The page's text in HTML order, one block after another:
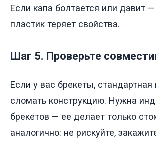
Если капа болтается или давит
пластик теряет свойства.
Шаг 5. Проверьте
Если у вас брекеты,
сломать конструкцию. Нужна
брекетов — ее делает только
аналогично: не рискуйте,